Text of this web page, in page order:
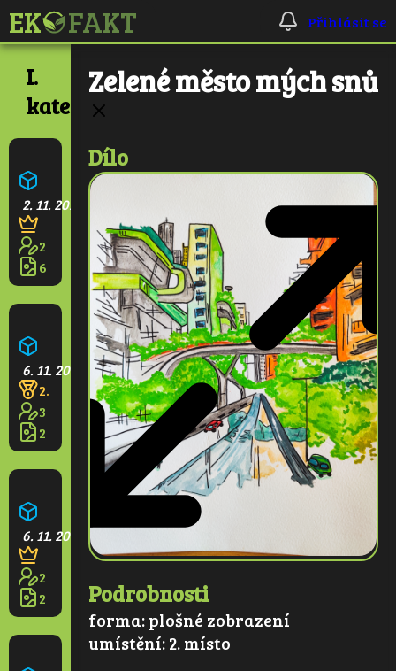
Přihlásit se
I.
kategorie
Ekologická škola
2. 11. 2025
2
6
Pralesní věž
6. 11. 2025
2. místo
3
2
Kvetoucí park
6. 11. 2025
2
2
Větrná elektrárna
Zelené město mých snů
Dílo
Podrobnosti
forma:plošné zobrazení
umístění:2. místo